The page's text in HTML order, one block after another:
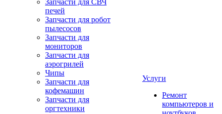
Запчасти для СВЧ
печей
Запчасти для робот
пылесосов
Запчасти для
мониторов
Запчасти для
аэрогрилей
Чипы
Запчасти для
кофемашин
Запчасти для
оргтехники
Услуги
Ремонт
компьютеров и